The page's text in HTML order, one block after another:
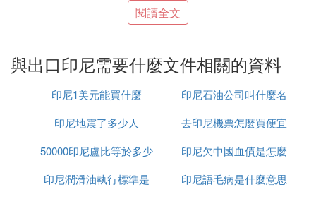
四、國家有關管理部門簽發的進出口許可證件
禁止進口商品、瀕危物種進口允許證、進口葯品通關
單、進口農葯登記證明、銀行調運外幣現鈔進境許可
證、精神葯物進口准許證、金產品人總行進口批件、
非軍事槍葯進口批件、無線電設備進關審查批件、保
密機進口許可證、機電產品進口證明、機電產品進口
登記表、進口廢物批准證書、獸葯進口報驗證明、白
境管理放行通知單、音像製品發行許可證或樣帶提取
閱讀全文
與出口印尼需要什麼文件相關的資料
印尼1美元能買什麼
印尼石油公司叫什麼名
字
印尼地震了多少人
去印尼機票怎麼買便宜
50000印尼盧比等於多少
人民幣
印尼欠中國血債是怎麼
回事
印尼潤滑油執行標準是
印尼語毛病是什麼意思